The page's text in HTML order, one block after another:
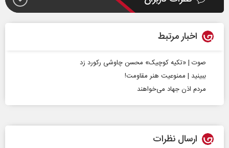
اخبار مرتبط
صوت | «تکیه کوچیک» محسن چاوشی رکورد زد
ببینید | ممنوعیت هنر مقاومت!
مردم اذن جهاد می‌خواهند
ارسال نظرات